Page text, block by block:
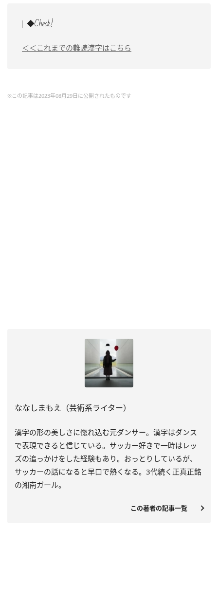
◆Check!
＜＜これまでの難読漢字はこちら
※この記事は2023年08月29日に公開されたものです
ななしまもえ（芸術系ライター）
漢字の形の美しさに惚れ込む元ダンサー。漢字はダンス
で表現できると信じている。サッカー好きで一時はレッ
ズの追っかけをした経験もあり。おっとりしているが、
サッカーの話になると早口で熱くなる。3代続く正真正銘
の湘南ガール。
この著者の記事一覧